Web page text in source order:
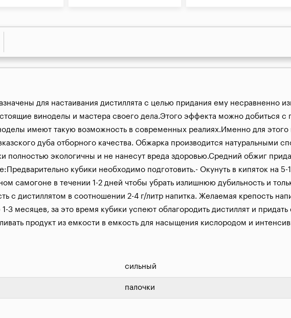
для настаивания дистиллята с целью придания ему несравненно
виноделы и мастера своего дела.Этого эффекта можно добиться
имеют такую возможность в современных реалиях.Именно для
дуба отборного качества. Обжарка производится натуральными
полностью экологичны и не нанесут вреда здоровью.Средний обжиг
кубики необходимо подготовить.- Окунуть в кипяток на
самогоне в течении 1-2 дней чтобы убрать излишнюю дубильность и
с дистиллятом в соотношении 2-4 г/литр напитка. Желаемая крепость
3 месяцев, за это время кубики успеют облагородить дистиллят и
продукт из емкости в емкость для насыщения кислородом и
сильный
палочки